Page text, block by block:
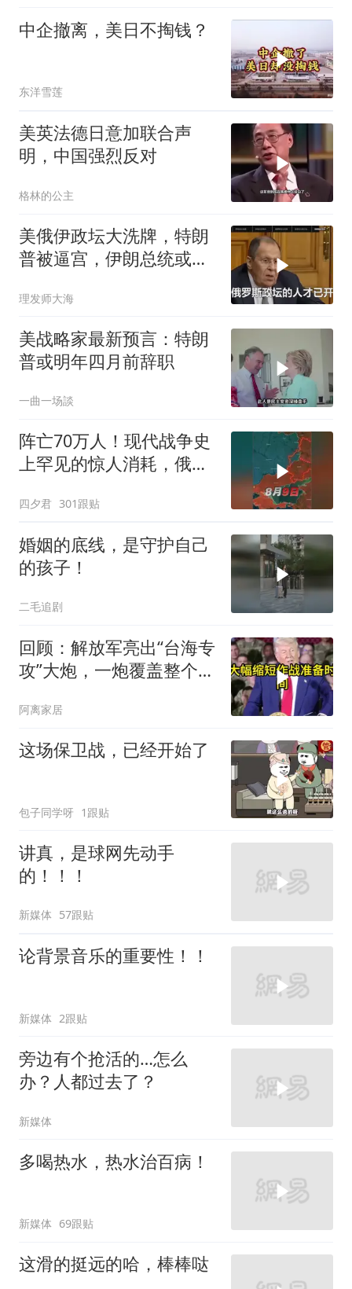
中企撤离，美日不掏钱？
东洋雪莲
美英法德日意加联合声
明，中国强烈反对
格林的公主
美俄伊政坛大洗牌，特朗
普被逼宫，伊朗总统或下
理发师大海
美战略家最新预言：特朗
普或明年四月前辞职
一曲一场談
阵亡70万人！现代战争史
上罕见的惊人消耗，俄军
四夕君 301跟贴
婚姻的底线，是守护自己
的孩子！
二毛追剧
回顾：解放军亮出“台海专
攻”大炮，一炮覆盖整个海
阿离家居
这场保卫战，已经开始了
包子同学呀 1跟贴
讲真，是球网先动手
的！！！
新媒体 57跟贴
论背景音乐的重要性！！
新媒体 2跟贴
旁边有个抢活的…怎么
办？人都过去了？
新媒体
多喝热水，热水治百病！
新媒体 69跟贴
这滑的挺远的哈，棒棒哒